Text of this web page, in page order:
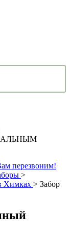
перезвоним!
>
Химках > Забор